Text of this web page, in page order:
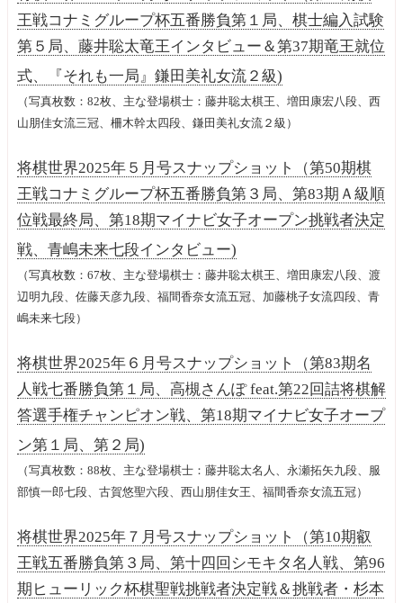
王戦コナミグループ杯五番勝負第１局、棋士編入試験
第５局、藤井聡太竜王インタビュー＆第37期竜王就位
式、『それも一局』鎌田美礼女流２級)
（写真枚数：82枚、主な登場棋士：藤井聡太棋王、増田康宏八段、西
山朋佳女流三冠、柵木幹太四段、鎌田美礼女流２級）
将棋世界2025年５月号スナップショット（第50期棋
王戦コナミグループ杯五番勝負第３局、第83期Ａ級順
位戦最終局、第18期マイナビ女子オープン挑戦者決定
戦、青嶋未来七段インタビュー)
（写真枚数：67枚、主な登場棋士：藤井聡太棋王、増田康宏八段、渡
辺明九段、佐藤天彦九段、福間香奈女流五冠、加藤桃子女流四段、青
嶋未来七段）
将棋世界2025年６月号スナップショット（第83期名
人戦七番勝負第１局、高槻さんぽ feat.第22回詰将棋解
答選手権チャンピオン戦、第18期マイナビ女子オープ
ン第１局、第２局)
（写真枚数：88枚、主な登場棋士：藤井聡太名人、永瀬拓矢九段、服
部慎一郎七段、古賀悠聖六段、西山朋佳女王、福間香奈女流五冠）
将棋世界2025年７月号スナップショット（第10期叡
王戦五番勝負第３局、第十四回シモキタ名人戦、第96
期ヒューリック杯棋聖戦挑戦者決定戦＆挑戦者・杉本